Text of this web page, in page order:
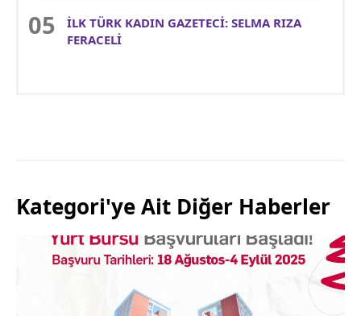
İLK TÜRK KADIN GAZETECİ: SELMA RIZA
FERACELİ
Kategori'ye Ait Diğer Haberler